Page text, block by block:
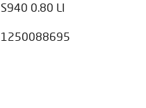
S940 0.80 LI
1250088695